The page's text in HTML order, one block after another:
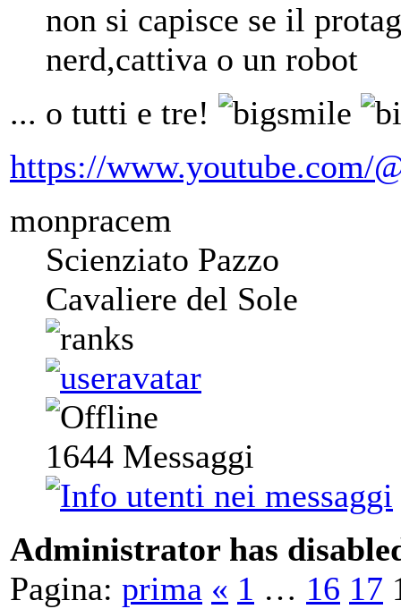
non si capisce se il
nerd,cattiva o un robot
... o tutti e tre!
https://www.youtube.com/
monpracem
Scienziato Pazzo
Cavaliere del Sole
1644 Messaggi
Administrator has
Pagina: prima « 1 … 16 17